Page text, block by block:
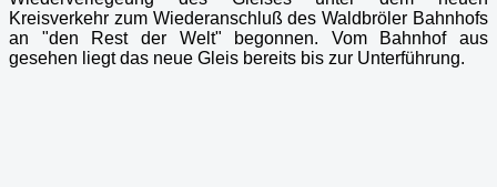
Kreisverkehr zum Wiederanschluß des Waldbröler Bahnhofs
an "den Rest der Welt" begonnen. Vom Bahnhof aus
gesehen liegt das neue Gleis bereits bis zur Unterführung.